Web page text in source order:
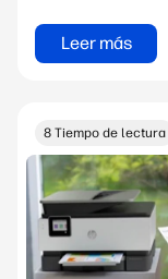
Leer más
8 Tiempo de lectura